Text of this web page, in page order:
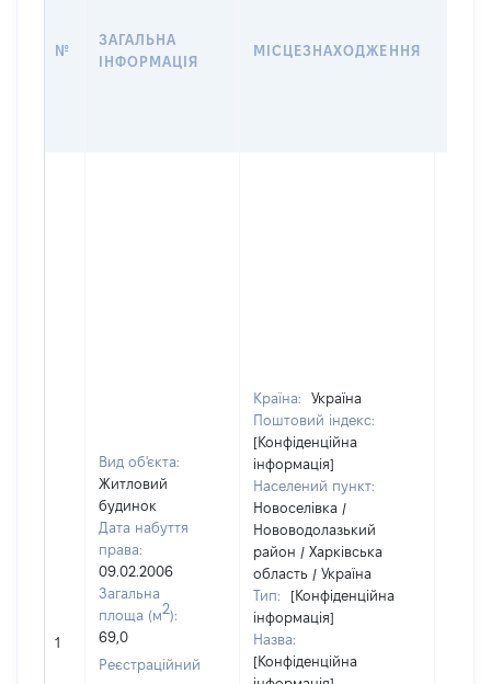
№
ЗАГАЛЬНА
ІНФОРМАЦІЯ
МІСЦЕЗНАХОДЖЕННЯ
1
Вид об'єкта:
Житловий
будинок
Дата набуття
права:
09.02.2006
Загальна
площа (м2):
69,0
Реєстраційний
Країна:
Україна
Поштовий індекс:
[Конфіденційна
інформація]
Населений пункт:
Новоселівка /
Нововодолазький
район / Харківська
область / Україна
Тип:
[Конфіденційна
інформація]
Назва:
[Конфіденційна